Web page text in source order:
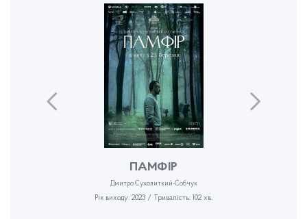
ПАМФІР
Дмитро Сухолиткий-Собчук
Рік виходу: 2023 / Тривалість: 102 хв.